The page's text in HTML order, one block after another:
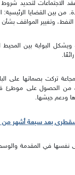
الاجتماعات لتحديد شروط
من بين القضايا الرئيسية:
وتغيير المواقف بشأن
البوابة بين المحيط
تركت بصماتها على
من الحصول على
ودعم جيشها.
بعد سبعة أشهر من
في المقدمة